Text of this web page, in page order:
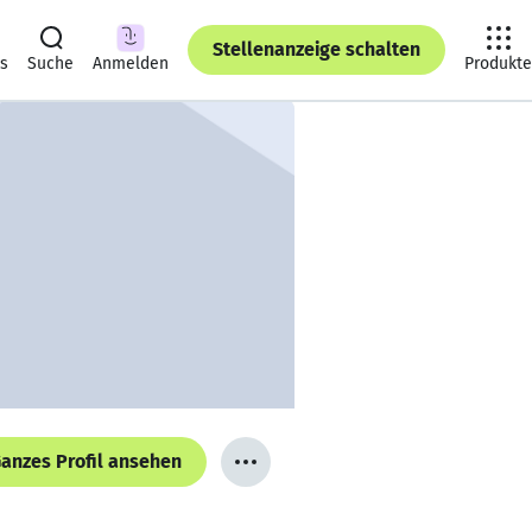
Suche Anmelden
Stellenanzeige schalten
Produkte
Profil ansehen